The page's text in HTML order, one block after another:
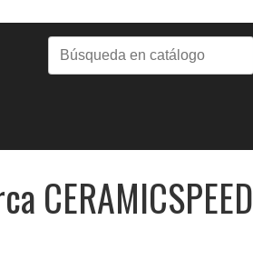
CERAMICSPEED